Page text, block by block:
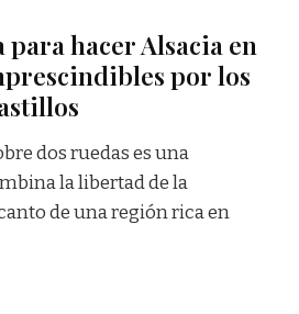
hacer Alsacia en
por los
dos ruedas es una
la libertad de la
de una región rica en